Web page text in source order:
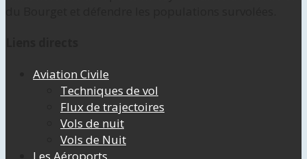
Aviation Civile
Techniques de vol
Flux de trajectoires
Vols de nuit
Vols de Nuit
Les Aéroports